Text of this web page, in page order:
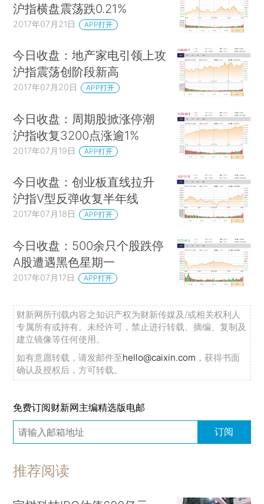
沪指横盘震荡跌0.21%
2017年07月21日 APP打开
今日收盘：地产家电引领上攻
沪指震荡创阶段新高
2017年07月20日 APP打开
今日收盘：周期股掀涨停潮
沪指收复3200点涨逾1%
2017年07月19日 APP打开
今日收盘：创业板直线拉升
沪指V型反弹收复半年线
2017年07月18日 APP打开
今日收盘：500余只个股跌停
A股遭遇黑色星期一
2017年07月17日 APP打开
财新网所刊载内容之知识产权为财新传媒及/或相关权利人
专属所有或持有。未经许可，禁止进行转载、摘编、复制及
建立镜像等任何使用。
如有意愿转载，请发邮件至hello@caixin.com ，获得书面
确认及授权后，方可转载。
免费订阅财新网主编精选版电邮
订阅
推荐阅读